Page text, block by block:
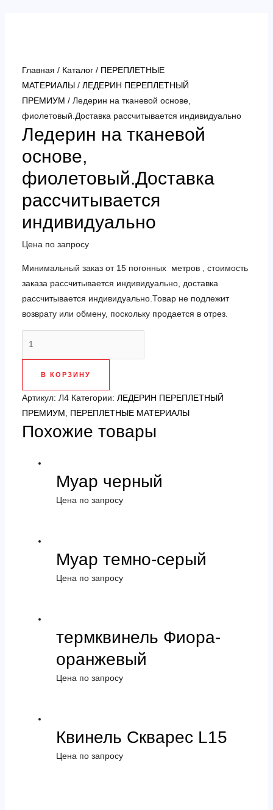
Главная / Каталог/ ПЕРЕПЛЕТНЫЕ
МАТЕРИАЛЫ/ ЛЕДЕРИН ПЕРЕПЛЕТНЫЙ
ПРЕМИУМ / Ледерин на тканевой основе,
фиолетовый.Доставка рассчитывается индивидуально
Ледерин на тканевой
основе,
фиолетовый.Доставка
рассчитывается
индивидуально
Цена по запросу
Минимальный заказ от 15 погонных метров , стоимость
заказа рассчитывается индивидуально, доставка
рассчитывается индивидуально.Товар не подлежит
возврату или обмену, поскольку продается в отрез.
тканевой
основе,
фиолетовый.Доставка
В КОРЗИНУ
Артикул: Л4 Категории: ЛЕДЕРИН ПЕРЕПЛЕТНЫЙ
ПРЕМИУМ
ПЕРЕПЛЕТНЫЕ МАТЕРИАЛЫ
Похожие товары
Муар черный
Цена по запросу
Муар темно-серый
Цена по запросу
термквинель Фиора-
оранжевый
Цена по запросу
Квинель Скварес L15
Цена по запросу